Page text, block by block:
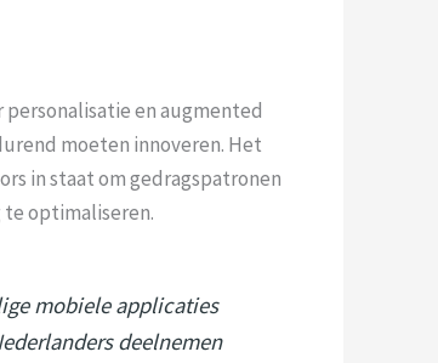
personalisatie en augmented
moeten innoveren. Het
in staat om gedragspatronen
te optimaliseren.
mobiele applicaties
deelnemen